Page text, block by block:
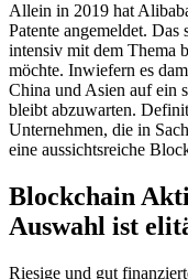
Allein in 2019 hat
Patente angemeldet.
intensiv mit dem Thema
möchte. Inwiefern es
China und Asien auf ein
bleibt abzuwarten.
Unternehmen, die in
eine aussichtsreiche
Blockchain
Auswahl ist
Riesige und gut